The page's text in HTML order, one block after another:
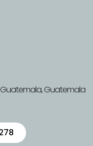
Guatemala, Guatemala